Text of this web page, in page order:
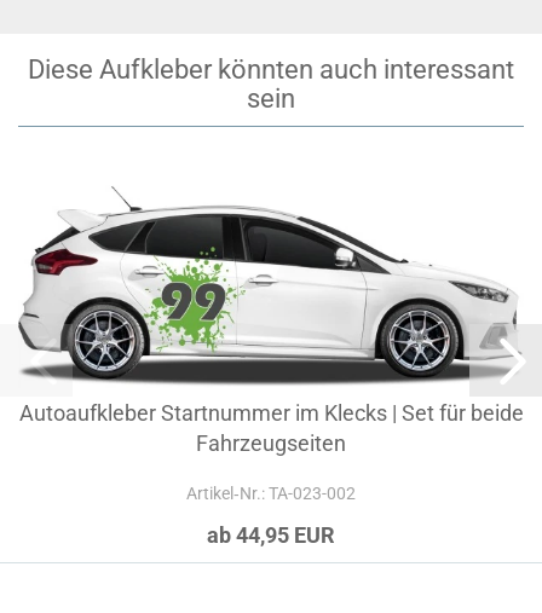
Diese Aufkleber könnten auch interessant
sein
Autoaufkleber Startnummer im Klecks | Set für beide
Fahrzeugseiten
Artikel‑Nr.: TA-023-002
ab 44,95 EUR